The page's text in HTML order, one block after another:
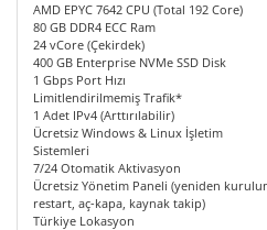
AMD EPYC 7642 CPU (Total 192 Core)
80 GB DDR4 ECC Ram
24 vCore (Çekirdek)
400 GB Enterprise NVMe SSD Disk
1 Gbps Port Hızı
Limitlendirilmemiş Trafik*
1 Adet IPv4 (Arttırılabilir)
Ücretsiz Windows & Linux İşletim
Sistemleri
7/24 Otomatik Aktivasyon
Ücretsiz Yönetim Paneli (yeniden
restart, aç-kapa, kaynak takip)
Türkiye Lokasyon